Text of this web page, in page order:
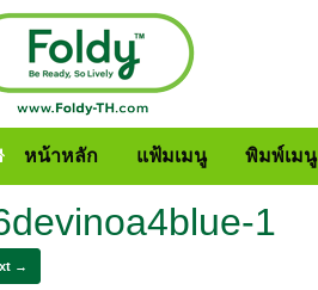
หน้าหลัก แฟ้มเมนู พิมพ์เมนู
1
→